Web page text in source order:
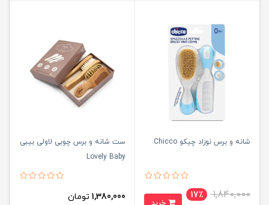
شانه و برس نوزاد چیکو Chicco
1,840,000
17٪
ست شانه و برس چوبی لاولی بیبی
Lovely Baby
1,380,000 تومان